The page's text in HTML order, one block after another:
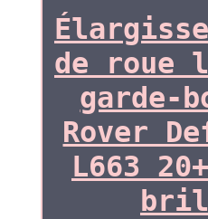
de roue
garde-
Rover
L663